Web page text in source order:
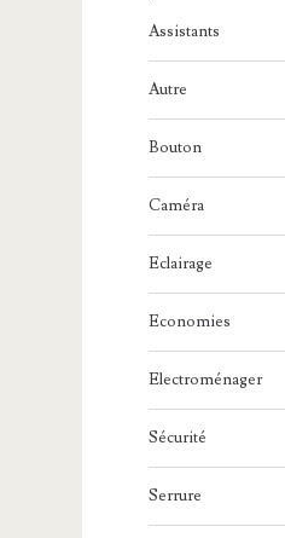
Assistants
Autre
Bouton
Caméra
Eclairage
Economies
Electroménager
Sécurité
Serrure